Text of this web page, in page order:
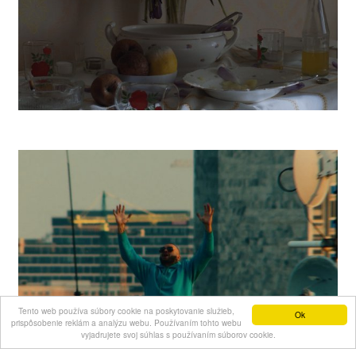
Ok
Tento web používa súbory cookie na poskytovanie služieb,
prispôsobenie reklám a analýzu webu. Používaním tohto webu
vyjadrujete svoj súhlas s používaním súborov cookie.
Vanishing